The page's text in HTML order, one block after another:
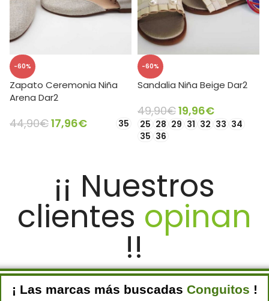
-60%
Zapato Ceremonia Niña
Arena Dar2
44,90€17,96€ 35
-60%
Sandalia Niña Beige Dar2
49,90€19,96€
25 28 29 31 32 33 34
35 36
¡¡ Nuestros
clientes opinan
!!
¡ Las marcas más buscadas Conguitos !